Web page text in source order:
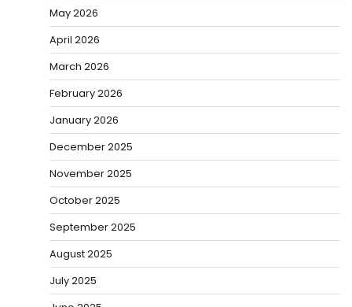
May 2026
April 2026
March 2026
February 2026
January 2026
December 2025
November 2025
October 2025
September 2025
August 2025
July 2025